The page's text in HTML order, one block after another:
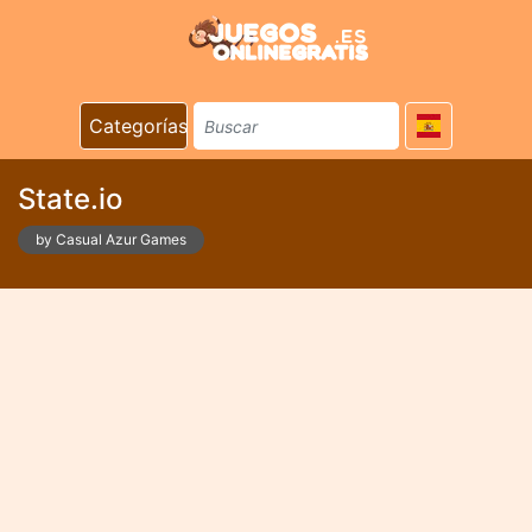
Categorías
State.io
by Casual Azur Games